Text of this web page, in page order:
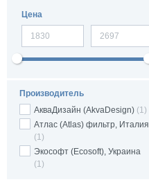
Цена
Производитель
АкваДизайн (AkvaDesign) (1)
Атлас (Atlas) фильтр, Италия
(1)
Экософт (Ecosoft), Украина
(1)